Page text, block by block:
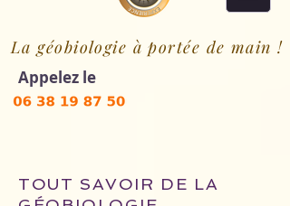
Appelez le
La géobiologie à portée de main !
TOUT SAVOIR DE LA